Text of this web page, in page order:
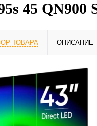
45
ТОВАРА ОПИСАНИЕ